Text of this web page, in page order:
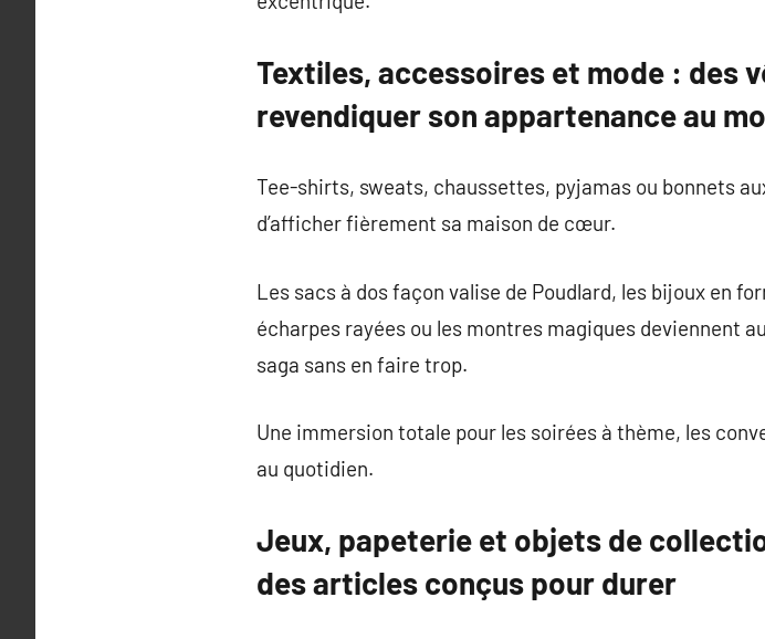
Textiles, accessoires et mode : des
revendiquer son appartenance au
Tee-shirts, sweats, chaussettes, pyjamas ou bonnets
d’afficher fièrement sa maison de cœur.
Les sacs à dos façon valise de Poudlard, les bijoux en
écharpes rayées ou les montres magiques deviennent
saga sans en faire trop.
Une immersion totale pour les soirées à thème, les
au quotidien.
Jeux, papeterie et objets de
des articles conçus pour durer